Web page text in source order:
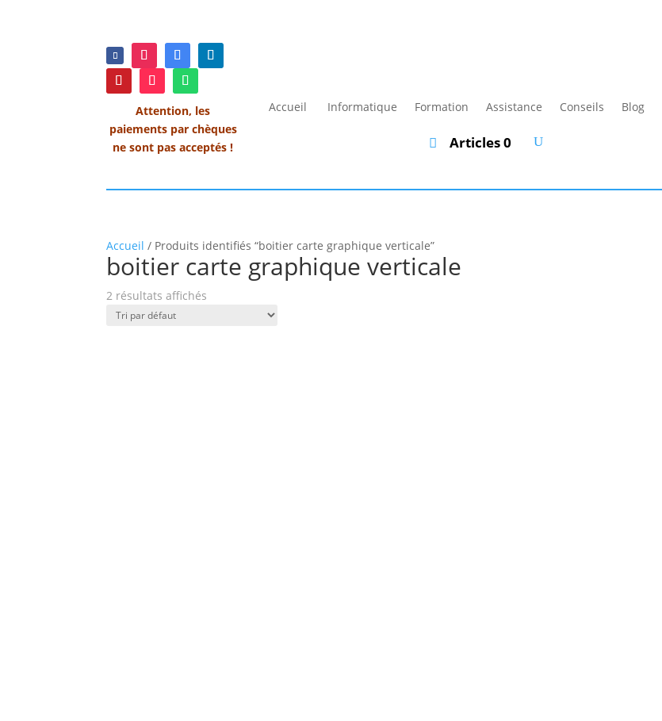
Attention, les
paiements par chèques
ne sont pas acceptés !
Accueil Informatique Formation Assistance Conseils Blog
Articles 0
Accueil / Produits identifiés “boitier carte graphique verticale”
boitier carte graphique verticale
2 résultats affichés